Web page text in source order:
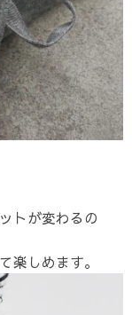
トが変わるの
楽しめます。